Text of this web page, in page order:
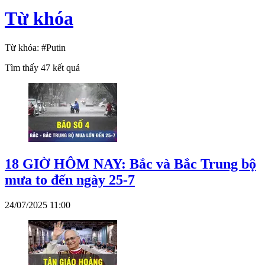
Từ khóa
Từ khóa: #Putin
Tìm thấy 47 kết quả
18 GIỜ HÔM NAY: Bắc và Bắc Trung bộ
mưa to đến ngày 25-7
24/07/2025 11:00